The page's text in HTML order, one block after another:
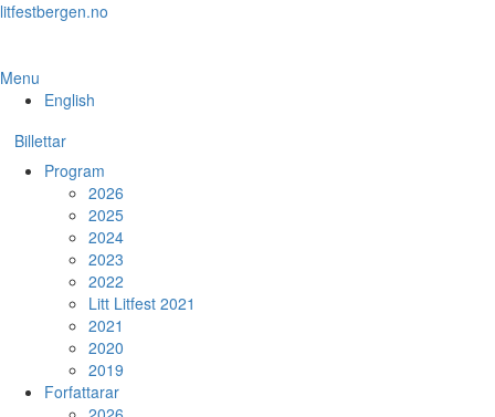
Skip
content
litfestbergen.no
Menu
English
Billettar
Program
2026
2025
2024
2023
2022
Litt Litfest 2021
2021
2020
2019
Forfattarar